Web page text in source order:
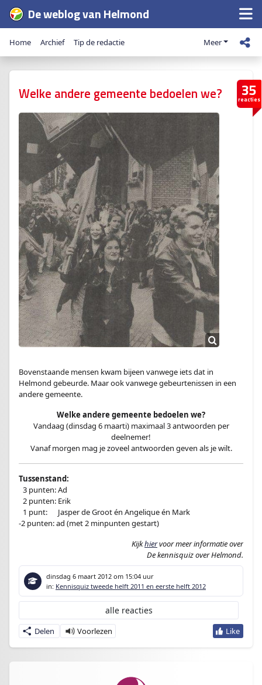
De weblog van Helmond
Home Archief Tip de redactie Meer
35
reacties
Welke andere gemeente bedoelen we?
Bovenstaande mensen kwam bijeen vanwege iets dat in
Helmond gebeurde. Maar ook vanwege gebeurtenissen in een
andere gemeente.
Welke andere gemeente bedoelen we?
Vandaag (dinsdag 6 maarti) maximaal 3 antwoorden per
deelnemer!
Vanaf morgen mag je zoveel antwoorden geven als je wilt.
Tussenstand:
3 punten: Ad
2 punten: Erik
1 punt:
Jasper de Groot én Angelique én Mark
-2 punten: ad (met 2 minpunten gestart)
Kijkhiervoor meer informatie over
De kennisquiz over Helmond.
dinsdag 6 maart 2012 om 15:04 uur
in: Kennisquiz tweede helft 2011 en eerste helft 2012
Delen
alle reacties